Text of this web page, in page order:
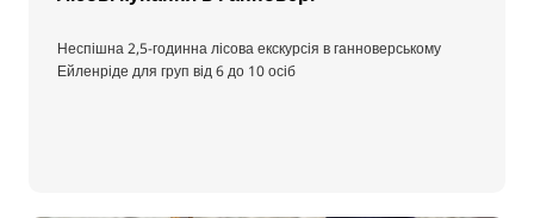
Неспішна 2,5-годинна лісова екскурсія в ганноверському
Ейленріде для груп від 6 до 10 осіб